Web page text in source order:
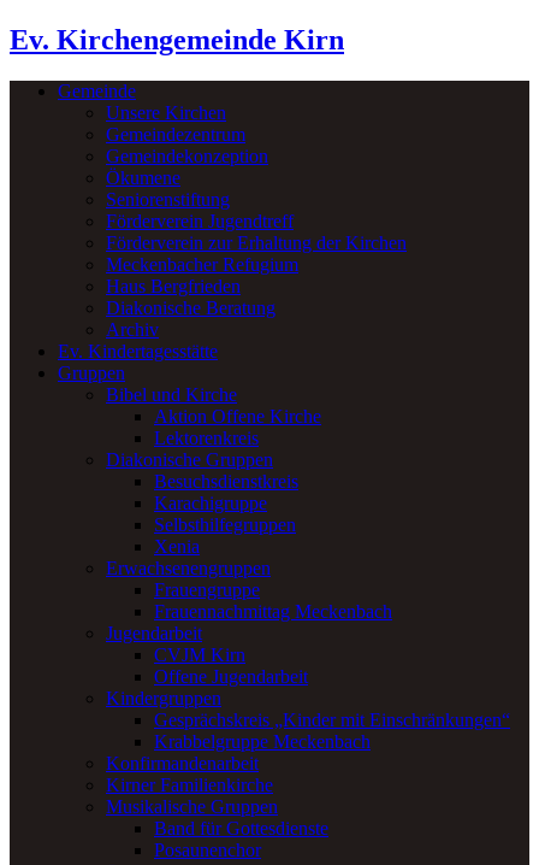
Ev. Kirchengemeinde Kirn
Gemeinde
Unsere Kirchen
Gemeindezentrum
Gemeindekonzeption
Ökumene
Seniorenstiftung
Förderverein Jugendtreff
Förderverein zur Erhaltung der Kirchen
Meckenbacher Refugium
Haus Bergfrieden
Diakonische Beratung
Archiv
Ev. Kindertagesstätte
Gruppen
Bibel und Kirche
Aktion Offene Kirche
Lektorenkreis
Diakonische Gruppen
Besuchsdienstkreis
Karachigruppe
Selbsthilfegruppen
Xenia
Erwachsenengruppen
Frauengruppe
Frauennachmittag Meckenbach
Jugendarbeit
CVJM Kirn
Offene Jugendarbeit
Kindergruppen
Gesprächskreis „Kinder mit Einschränkungen“
Krabbelgruppe Meckenbach
Konfirmandenarbeit
Kirner Familienkirche
Musikalische Gruppen
Band für Gottesdienste
Posaunenchor